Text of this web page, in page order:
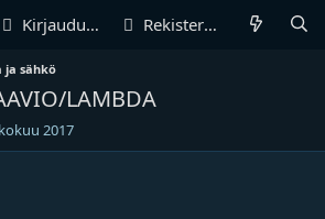
Kirjaudu sisään Rekisteröidy
ja sähkö
LAMBDA
2017